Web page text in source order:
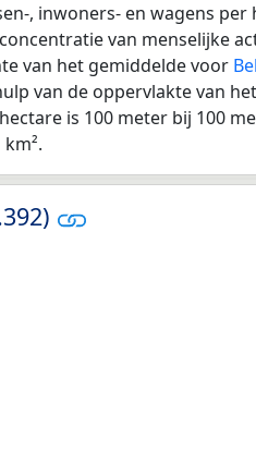
, inwoners- en wagens per
van menselijke
van het gemiddelde voor
van de oppervlakte van
is 100 meter bij 100